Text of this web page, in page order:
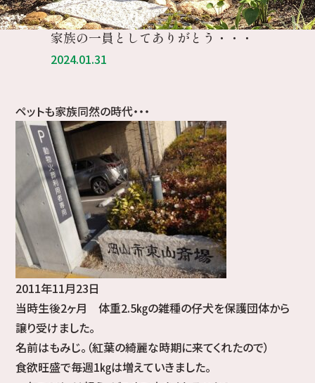
家族の一員としてありがとう・・・
2024.01.31
ペットも家族同然の時代・・・
2011年11月23日
当時生後2ヶ月 体重2.5㎏の雑種の仔犬を保護団体から
譲り受けました。
名前はもみじ。（紅葉の綺麗な時期に来てくれたので）
食欲旺盛で毎週1㎏は増えていきました。